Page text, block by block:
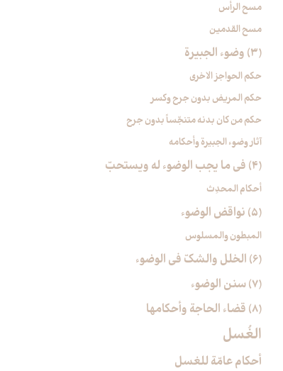
مسح الرأس
مسح القدمين
(3) وضوء الجبيرة
حكم الحواجز الاخرى
حكم المريض بدون جرح وكسر
حكم من كان بدنه متنجّساً بدون جرح
آثار وضوء الجبيرة وأحكامه
(4) في ما يجب الوضوء له ويستحبّ‏
أحكام المحدِث
(5) نواقض الوضوء
المبطون والمسلوس
(6) الخلل والشكّ في الوضوء
(7) سنن الوضوء
(8) قضاء الحاجة وأحكامها
الغُسل‏
أحكام عامّة للغسل